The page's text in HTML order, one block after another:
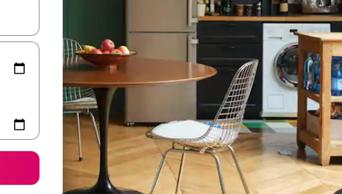
vers le haut et vers le bas pour les parcourir ou en appuyant et en